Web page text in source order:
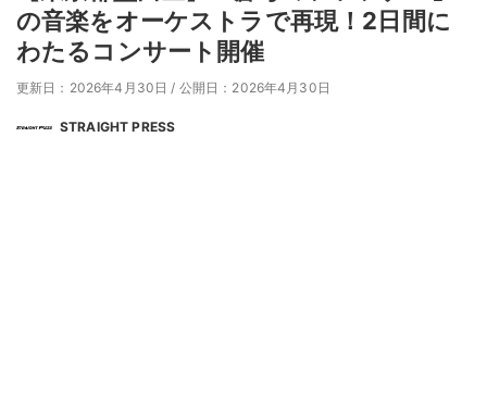
の音楽をオーケストラで再現！2日間に
わたるコンサート開催
更新日：2026年4月30日 / 公開日：2026年4月30日
STRAIGHT PRESS